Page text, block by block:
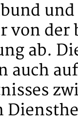
von der
ab.
auch